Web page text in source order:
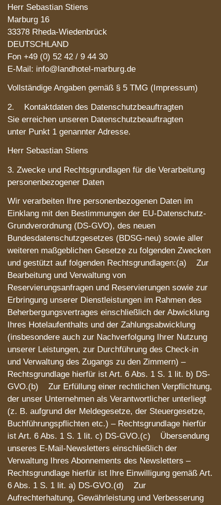
Herr Sebastian Stiens
Marburg 16
33378 Rheda-Wiedenbrück
DEUTSCHLAND
Fon +49 (0) 52 42 / 9 44 30
E-Mail: info@landhotel-marburg.de
Vollständige Angaben gemäß § 5 TMG (Impressum)
2. Kontaktdaten des Datenschutzbeauftragten
Sie erreichen unseren Datenschutzbeauftragten
unter Punkt 1 genannter Adresse.
Herr Sebastian Stiens
3. Zwecke und Rechtsgrundlagen für die Verarbeitung
personenbezogener Daten
Wir verarbeiten Ihre personenbezogenen Daten im
Einklang mit den Bestimmungen der EU-Datenschutz-
Grundverordnung (DS-GVO), des neuen
Bundesdatenschutzgesetzes (BDSG-neu) sowie aller
weiteren maßgeblichen Gesetze zu folgenden Zwecken
und gestützt auf folgenden Rechtsgrundlagen:(a) Zur
Bearbeitung und Verwaltung von
Reservierungsanfragen und Reservierungen sowie zur
Erbringung unserer Dienstleistungen im Rahmen des
Beherbergungsvertrages einschließlich der Abwicklung
Ihres Hotelaufenthalts und der Zahlungsabwicklung
(insbesondere auch zur Nachverfolgung Ihrer Nutzung
unserer Leistungen, zur Durchführung des Check-in
und Verwaltung des Zugangs zu den Zimmern) –
Rechtsgrundlage hierfür ist Art. 6 Abs. 1 S. 1 lit. b) DS-
GVO.(b) Zur Erfüllung einer rechtlichen Verpflichtung,
der unser Unternehmen als Verantwortlicher unterliegt
(z. B. aufgrund der Meldegesetze, der Steuergesetze,
Buchführungspflichten etc.) – Rechtsgrundlage hierfür
ist Art. 6 Abs. 1 S. 1 lit. c) DS-GVO.(c) Übersendung
unseres E-Mail-Newsletters einschließlich der
Verwaltung Ihres Abonnements des Newsletters –
Rechtsgrundlage hierfür ist Ihre Einwilligung gemäß Art.
6 Abs. 1 S. 1 lit. a) DS-GVO.(d) Zur
Aufrechterhaltung, Gewährleistung und Verbesserung